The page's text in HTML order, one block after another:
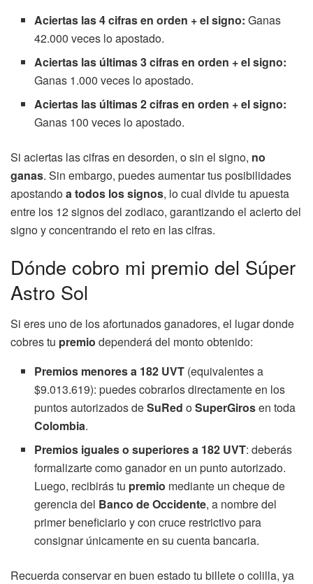
Aciertas las 4 cifras en orden + el signo: Ganas
42.000 veces lo apostado.
Aciertas las últimas 3 cifras en orden + el signo:
Ganas 1.000 veces lo apostado.
Aciertas las últimas 2 cifras en orden + el signo:
Ganas 100 veces lo apostado.
Si aciertas las cifras en desorden, o sin el signo, no
ganas. Sin embargo, puedes aumentar tus posibilidades
apostandoa todos los signos, lo cual divide tu apuesta
entre los 12 signos del zodiaco, garantizando el acierto del
signo y concentrando el reto en las cifras.
Dónde cobro mi premio del Súper
Astro Sol
Si eres uno de los afortunados ganadores, el lugar donde
cobres tu premio dependerá del monto obtenido:
Premios menores a 182 UVT (equivalentes a
$9.013.619): puedes cobrarlos directamente en los
puntos autorizados deSuRed oSuperGirosen toda
Colombia.
Premios iguales o superiores a 182 UVT: deberás
formalizarte como ganador en un punto autorizado.
Luego, recibirás tu premio mediante un cheque de
gerencia del Banco de Occidente, a nombre del
primer beneficiario y con cruce restrictivo para
consignar únicamente en su cuenta bancaria.
Recuerda conservar en buen estado tu billete o colilla, ya